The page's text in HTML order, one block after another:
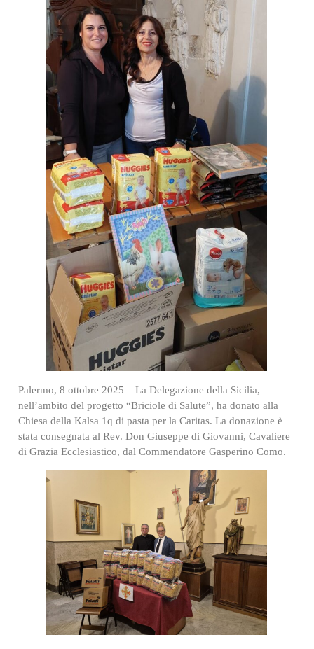
Palermo, 8 ottobre 2025 – La Delegazione della Sicilia,
nell’ambito del progetto “Briciole di Salute”, ha donato alla
Chiesa della Kalsa 1q di pasta per la Caritas. La donazione è
stata consegnata al Rev. Don Giuseppe di Giovanni, Cavaliere
di Grazia Ecclesiastico, dal Commendatore Gasperino Como.